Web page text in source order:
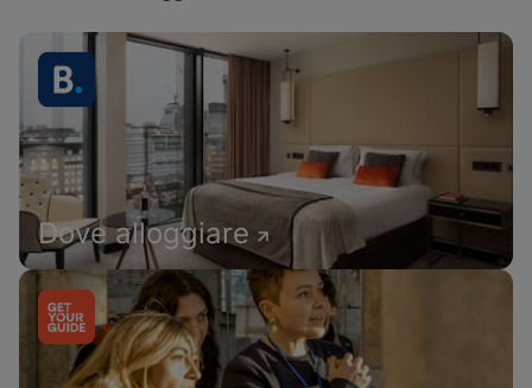
Dove alloggiare